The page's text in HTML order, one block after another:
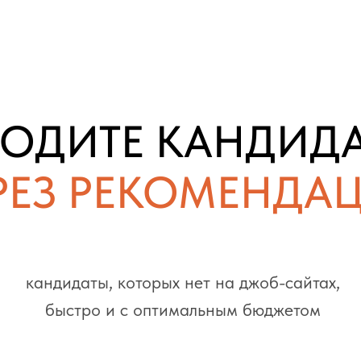
кандидаты, которых нет на джоб-сайтах,
быстро и с оптимальным бюджетом